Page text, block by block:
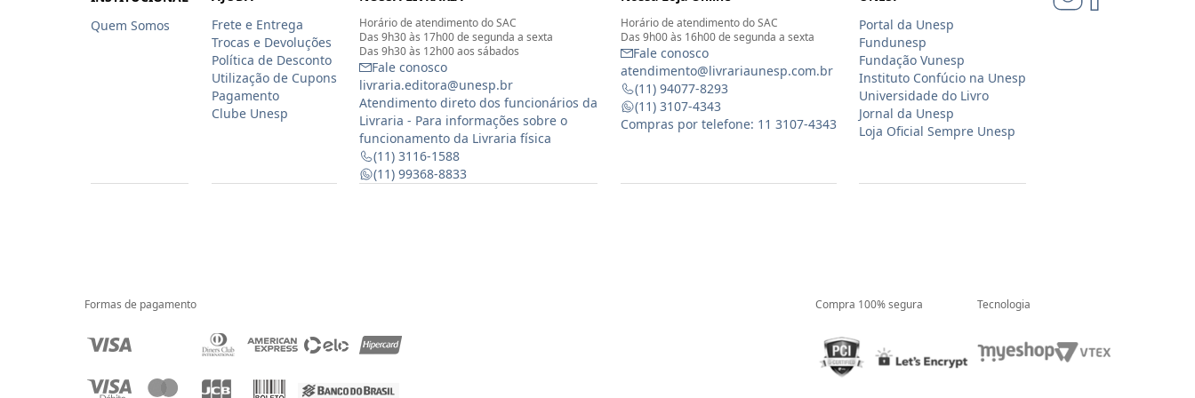
Quem Somos
Frete e Entrega
Trocas e Devoluções
Política de Desconto
Utilização de Cupons
Pagamento
Clube Unesp
Horário de atendimento do SAC
Das 9h30 às 17h00 de segunda a sexta
Das 9h30 às 12h00 aos sábados
Fale conosco
livraria.editora@unesp.br
Atendimento direto dos funcionários da
Livraria - Para informações sobre o
funcionamento da Livraria física
(11) 3116-1588
(11) 99368-8833
Horário de atendimento do SAC
Das 9h00 às 16h00 de segunda a sexta
Fale conosco
atendimento@livrariaunesp.com.br
(11) 94077-8293
(11) 3107-4343
Compras por telefone: 11 3107-4343
Portal da Unesp
Fundunesp
Fundação Vunesp
Instituto Confúcio na Unesp
Universidade do Livro
Jornal da Unesp
Loja Oficial Sempre Unesp
Formas de pagamento Compra 100% segura Tecnologia